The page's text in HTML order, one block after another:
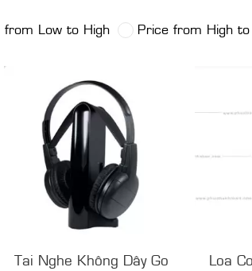
from Low to High Price from High
Tai Nghe Không Dây Go
Loa